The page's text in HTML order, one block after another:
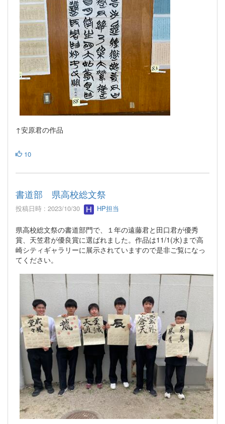
↑安原君の作品
10
書道部 県高校総文祭
投稿日時 : 2023/10/30 HP担当
県高校総文祭の書道部門で、１年の遠藤君と田口君が優秀
賞、天笠君が優良賞に選ばれました。作品は11/1(水)まで高
崎シティギャラリーに展示されていますので是非ご覧になっ
てください。